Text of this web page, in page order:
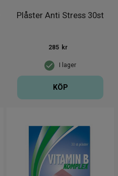
Plåster Anti Stress 30st
I lager
285 kr
KÖP